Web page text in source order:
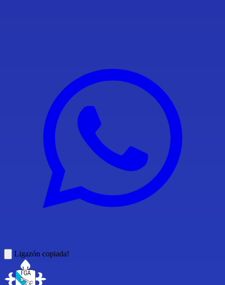
Ligazón copiada!